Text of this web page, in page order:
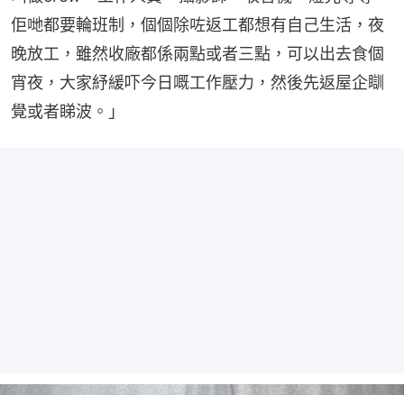
佢哋都要輪班制，個個除咗返工都想有自己生活，夜
晚放工，雖然收廠都係兩點或者三點，可以出去食個
宵夜，大家紓緩吓今日嘅工作壓力，然後先返屋企瞓
覺或者睇波。」